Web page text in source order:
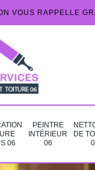
VOUS RAPPELLE
06
PEINTRE
INTÉRIEUR
06
DE